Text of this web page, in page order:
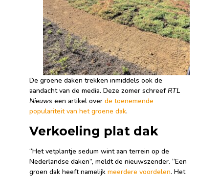
De groene daken trekken inmiddels ook de
aandacht van de media. Deze zomer schreefRTL
Nieuws een artikel over de toenemende
populariteit van het groene dak.
Verkoeling plat dak
“Het vetplantje sedum wint aan terrein op de
Nederlandse daken”, meldt de nieuwszender. “Een
groen dak heeft namelijk meerdere voordelen. Het